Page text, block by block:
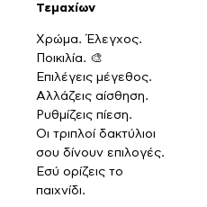
Τεμαχίων
Χρώμα. Έλεγχος.
Ποικιλία. 🎨
Επιλέγεις μέγεθος.
Αλλάζεις αίσθηση.
Ρυθμίζεις πίεση.
Οι τριπλοί δακτύλιοι
σου δίνουν επιλογές.
Εσύ ορίζεις το
παιχνίδι.